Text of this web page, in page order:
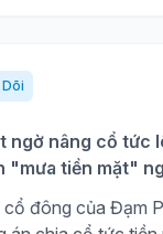
ngờ nâng cổ tức
"mưa tiền mặt"
đông của Đạm